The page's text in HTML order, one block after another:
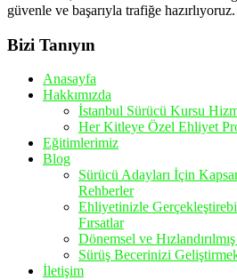
güvenle ve başarıyla trafiğe hazırlıyoruz.
Bizi Tanıyın
Anasayfa
Hakkımızda
İstanbul Sürücü Kursu
Her Kitleye Özel Ehliyet
Eğitimlerimiz
Blog
Sürücü Adayları İçin
Rehberler
Ehliyetinizle
Fırsatlar
Dönemsel ve
Sürüş Becerinizi
İletişim